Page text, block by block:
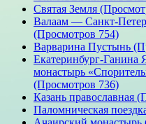
Святая Земля
Валаам — Санкт-
(Просмотров 754)
Варварина Пустынь
Екатеринбург-Ганина
монастырь
(Просмотров 736)
Казань православная
Паломническая